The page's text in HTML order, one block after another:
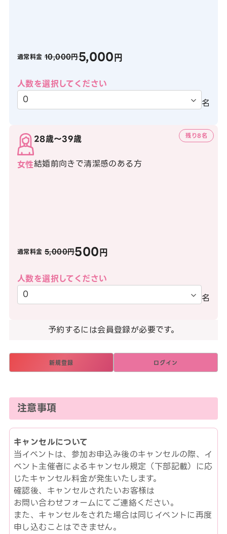
通常料金 10,000円5,000円
人数を選択してください
名
女性
28歳〜39歳
結婚前向きで清潔感のある方
残り8名
通常料金 5,000円500円
人数を選択してください
名
予約するには会員登録が必要です。
新規登録 ログイン
注意事項
キャンセルについて
当イベントは、参加お申込み後のキャンセルの際、イ
ベント主催者によるキャンセル規定（下部記載）に応
じたキャンセル料金が発生いたします。
確認後、キャンセルされたいお客様は
お問い合わせフォームにてご連絡ください。
また、キャンセルをされた場合は同じイベントに再度
申し込むことはできません。